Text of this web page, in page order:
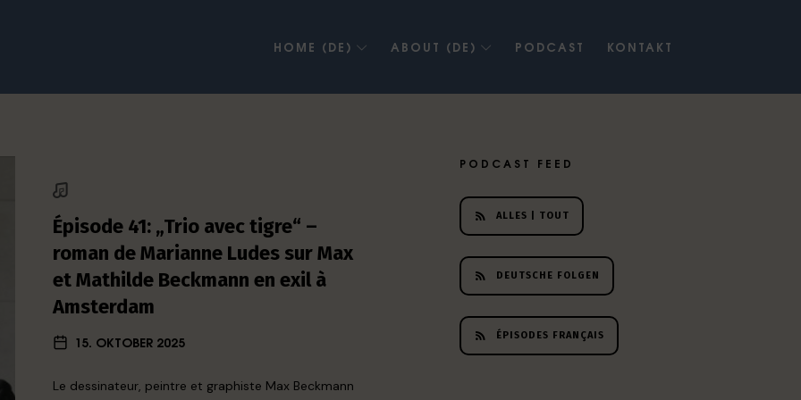
HOME (DE) ABOUT (DE) PODCAST KONTAKT
Épisode 41: „Trio avec tigre“ –
roman de Marianne Ludes sur Max
et Mathilde Beckmann en exil à
Amsterdam
15. OKTOBER 2025
Le dessinateur, peintre et graphiste Max Beckmann
PODCAST FEED
ALLES | TOUT
DEUTSCHE FOLGEN
ÉPISODES FRANÇAIS